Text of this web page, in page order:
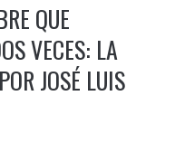
QUE
VECES: LA
JOSÉ LUIS